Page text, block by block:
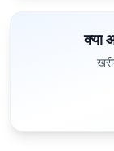
क्या